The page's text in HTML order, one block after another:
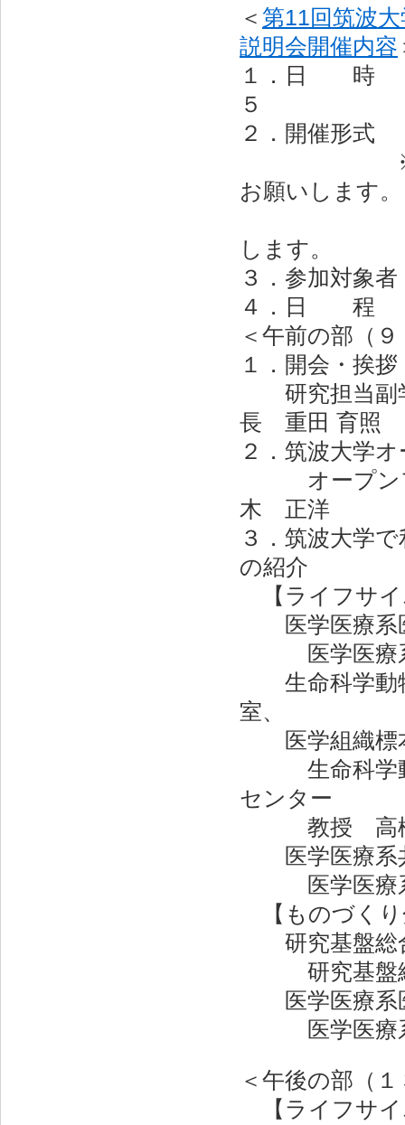
＜ 第11回筑波
説明会開催内容
１．日 時 ：
５
２．開催形式
※６月７日
お願いします。
します。
３．参加対象
４．日 程
＜午前の部（
１．開会・挨拶
研究担当副
長 重田 育照
２．筑波大学
オープンフ
木 正洋
３．筑波大学
の紹介
【ライフサ
医学医療系
医学医療
生命科学動物
室、
医学組織標
生命科学動
センター
教授 高
医学医療系
医学医療
【ものづくり
研究基盤総
研究基盤総
医学医療系
医学医療
＜午後の部（
【ライフサ